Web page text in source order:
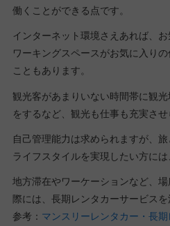
働くことができる点です。
インターネット環境さえあれば、
ワーキングスペースがお気に入り
こともあります。
観光客があまりいない時間帯に観
をするなど、観光も仕事も充実させ
自己管理能力は求められますが、
ライフスタイルを実現したい方には
地方滞在やワーケーションなど、
際には、長期レンタカーサービスを
参考： マンスリーレンタカー・長